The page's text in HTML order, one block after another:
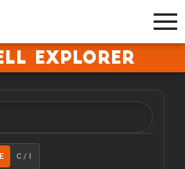
Explorer
C / I